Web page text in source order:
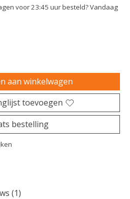
voor 23:45 uur besteld? Vandaag
aan winkelwagen
toevoegen
bestelling
(1)